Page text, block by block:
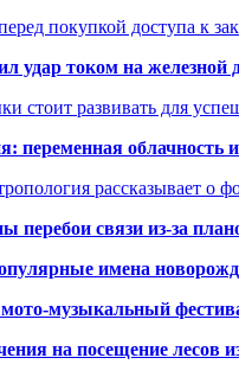
покупкой доступа к
удар током на железной
стоит развивать для
переменная облачность
рассказывает о
связи из-за
имена
музыкальный
на посещение лесов